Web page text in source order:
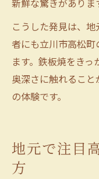
新鮮な驚きがありま
こうした発見は、
者にも立川市高松
ます。鉄板焼をき
奥深さに触れるこ
の体験です。
地元で注目
方